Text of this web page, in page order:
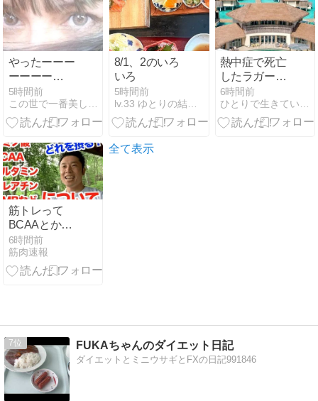
やったーーー
ーーーー
っ！！！！
5時間前
8/1、2のいろ
いろ
5時間前
熱中症で死亡
したラガーマ
ン
6時間前
筋トレって
BCAAとかク
レアチンとか
飲まないとい
けないの？
6時間前
筋肉速報
全て表示
7 FUKAちゃんのダイエット日記
ダイエットとミニウサギとFXの日記991846